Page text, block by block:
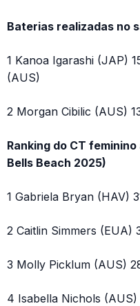
Baterias realizadas no
1 Kanoa Igarashi (JAP)
(AUS)
2 Morgan Cibilic (AUS)
Ranking do CT
Bells Beach 2025)
1 Gabriela Bryan (HAV)
2 Caitlin Simmers (EUA)
3 Molly Picklum (AUS)
4 Isabella Nichols (AUS)